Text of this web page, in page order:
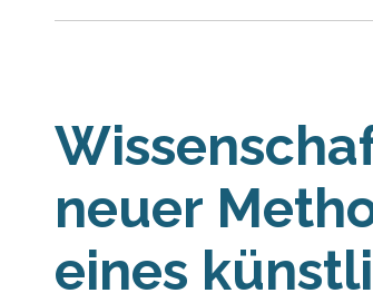
neuer
eines